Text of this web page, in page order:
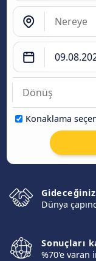
Konaklama
Dünya
Sonuçları
%70'e varan